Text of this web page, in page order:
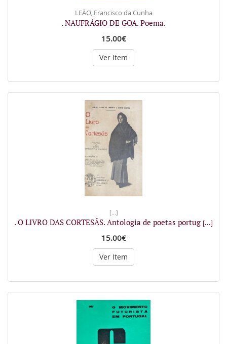
LEÃO, Francisco da Cunha
. NAUFRÁGIO DE GOA. Poema.
15.00€
Ver Item
[...]
. O LIVRO DAS CORTESÃS. Antologia de poetas portug [...]
15.00€
Ver Item